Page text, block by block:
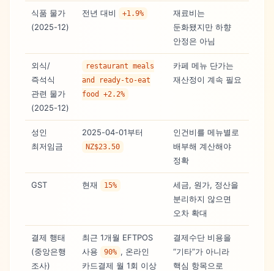
식품 물가
(2025-12)
전년 대비 +1.9%
재료비는
둔화됐지만 하향
안정은 아님
외식/
즉석식
관련 물가
(2025-12)
restaurant meals
and ready-to-eat
food +2.2%
카페 메뉴 단가는
재산정이 계속 필요
성인
최저임금
2025-04-01부터
NZ$23.50
인건비를 메뉴별로
배부해 계산해야
정확
GST 현재 15%
세금, 원가, 정산을
분리하지 않으면
오차 확대
결제 행태
(중앙은행
조사)
최근 1개월 EFTPOS
사용
90% , 온라인
카드결제 월 1회 이상
결제수단 비용을
“기타”가 아니라
핵심 항목으로